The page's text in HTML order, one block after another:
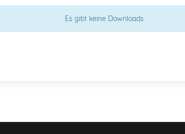
Es gibt keine Downloads